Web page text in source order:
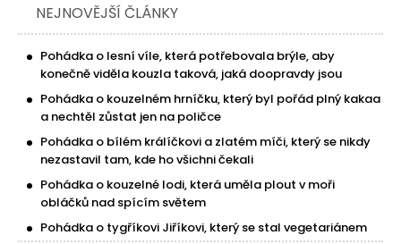
NEJNOVĚJŠÍ ČLÁNKY
Pohádka o lesní víle, která potřebovala brýle, aby
konečně viděla kouzla taková, jaká doopravdy jsou
Pohádka o kouzelném hrníčku, který byl pořád plný kakaa
a nechtěl zůstat jen na poličce
Pohádka o bílém králíčkovi a zlatém míči, který se nikdy
nezastavil tam, kde ho všichni čekali
Pohádka o kouzelné lodi, která uměla plout v moři
obláčků nad spícím světem
Pohádka o tygříkovi Jiříkovi, který se stal vegetariánem